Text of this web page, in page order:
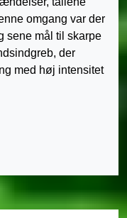
omgang var der
sene mål til skarpe
der
med høj intensitet